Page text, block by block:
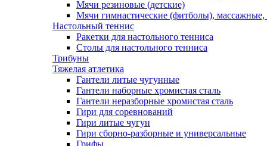
Мячи резиновые (детские)
Мячи гимнастические (фитболы),
Настольный теннис
Ракетки для настольного тенниса
Столы для настольного тенниса
Трибуны
Тяжелая атлетика
Гантели литые чугунные
Гантели наборные хромистая сталь
Гантели неразборные хромистая сталь
Гири для соревнований
Гири литые чугун
Гири сборно-разборные и универсальные
Грифы